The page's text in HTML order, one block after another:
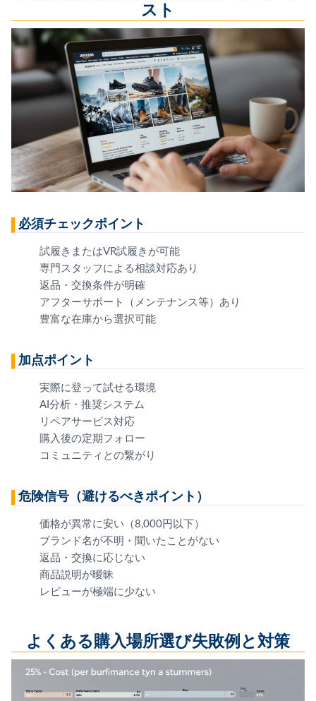
スト
必須チェックポイント
試履きまたはVR試履きが可能
専門スタッフによる相談対応あり
返品・交換条件が明確
アフターサポート（メンテナンス等）あり
豊富な在庫から選択可能
加点ポイント
実際に登って試せる環境
AI分析・推奨システム
リペアサービス対応
購入後の定期フォロー
コミュニティとの繋がり
危険信号（避けるべきポイント）
価格が異常に安い（8,000円以下）
ブランド名が不明・聞いたことがない
返品・交換に応じない
商品説明が曖昧
レビューが極端に少ない
よくある購入場所選び失敗例と対策